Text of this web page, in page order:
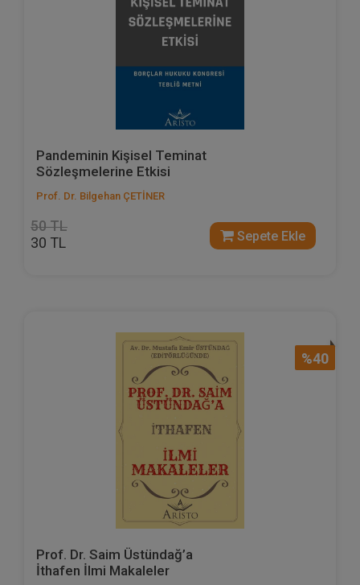
Pandeminin Kişisel Teminat
Sözleşmelerine Etkisi
Prof. Dr. Bilgehan ÇETİNER
50 TL
30 TL Sepete Ekle
%40
Prof. Dr. Saim Üstündağ’a
İthafen İlmi Makaleler